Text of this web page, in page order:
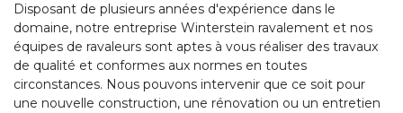
Disposant de plusieurs années d'expérience dans le
domaine, notre entreprise Winterstein ravalement et nos
équipes de ravaleurs sont aptes à vous réaliser des travaux
de qualité et conformes aux normes en toutes
circonstances. Nous pouvons intervenir que ce soit pour
une nouvelle construction, une rénovation ou un entretien